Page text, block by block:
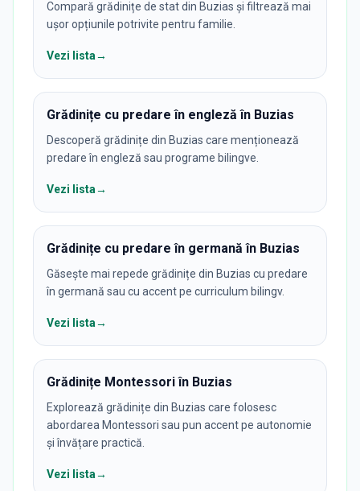
Compară grădinițe de stat din Buzias și filtrează mai
ușor opțiunile potrivite pentru familie.
Vezi lista→
Grădinițe cu predare în engleză în Buzias
Descoperă grădinițe din Buzias care menționează
predare în engleză sau programe bilingve.
Vezi lista→
Grădinițe cu predare în germană în Buzias
Găsește mai repede grădinițe din Buzias cu predare
în germană sau cu accent pe curriculum bilingv.
Vezi lista→
Grădinițe Montessori în Buzias
Explorează grădinițe din Buzias care folosesc
abordarea Montessori sau pun accent pe autonomie
și învățare practică.
Vezi lista→